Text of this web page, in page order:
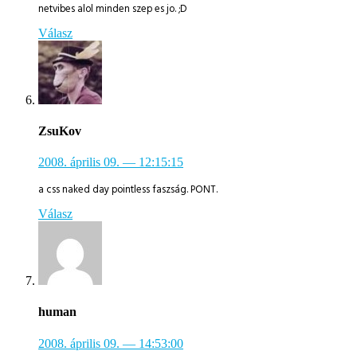
netvibes alol minden szep es jo. ;D
Válasz
ZsuKov
2008. április 09. — 12:15:15
a css naked day pointless faszság. PONT.
Válasz
human
2008. április 09. — 14:53:00